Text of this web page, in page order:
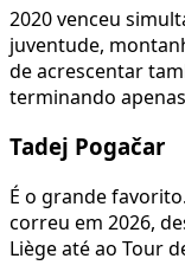
2020 venceu
juventude,
de acrescentar
terminando
Tadej Pogačar
É o grande
correu em 2026,
Liège até ao Tour